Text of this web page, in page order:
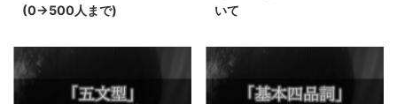
(0→500人まで)
いて